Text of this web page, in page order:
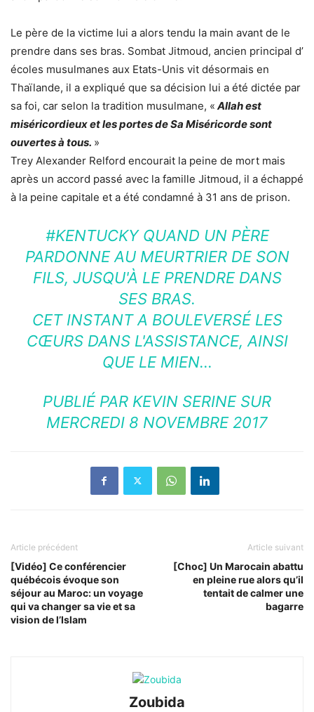
Le père de la victime lui a alors tendu la main avant de le
prendre dans ses bras. Sombat Jitmoud, ancien principal d’
écoles musulmanes aux Etats-Unis vit désormais en
Thaïlande, il a expliqué que sa décision lui a été dictée par
sa foi, car selon la tradition musulmane, « Allah est
miséricordieux et les portes de Sa Miséricorde sont
ouvertes à tous. »
Trey Alexander Relford encourait la peine de mort mais
après un accord passé avec la famille Jitmoud, il a échappé
à la peine capitale et a été condamné à 31 ans de prison.
#KENTUCKY QUAND UN PÈRE
PARDONNE AU MEURTRIER DE SON
FILS, JUSQU'À LE PRENDRE DANS
SES BRAS.
CET INSTANT A BOULEVERSÉ LES
CŒURS DANS L'ASSISTANCE, AINSI
QUE LE MIEN…
PUBLIÉ PAR KEVIN SERINESUR
MERCREDI 8 NOVEMBRE 2017
Article précédent
[Vidéo] Ce conférencier
québécois évoque son
séjour au Maroc: un voyage
qui va changer sa vie et sa
vision de l’Islam
Article suivant
[Choc] Un Marocain abattu
en pleine rue alors qu’il
tentait de calmer une
bagarre
Zoubida